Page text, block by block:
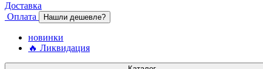
Доставка
Оплата
Нашли дешевле?
новинки
🔥 Ликвидация